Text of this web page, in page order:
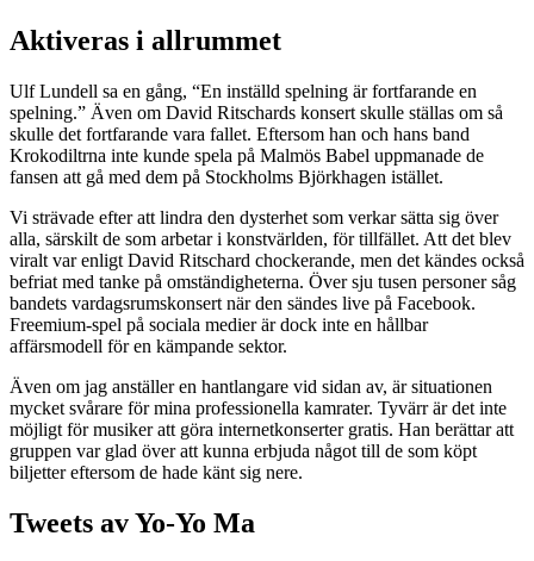
Aktiveras i allrummet
Ulf Lundell sa en gång, “En inställd spelning är fortfarande en
spelning.” Även om David Ritschards konsert skulle ställas om så
skulle det fortfarande vara fallet. Eftersom han och hans band
Krokodiltrna inte kunde spela på Malmös Babel uppmanade de
fansen att gå med dem på Stockholms Björkhagen istället.
Vi strävade efter att lindra den dysterhet som verkar sätta sig över
alla, särskilt de som arbetar i konstvärlden, för tillfället. Att det blev
viralt var enligt David Ritschard chockerande, men det kändes också
befriat med tanke på omständigheterna. Över sju tusen personer såg
bandets vardagsrumskonsert när den sändes live på Facebook.
Freemium-spel på sociala medier är dock inte en hållbar
affärsmodell för en kämpande sektor.
Även om jag anställer en hantlangare vid sidan av, är situationen
mycket svårare för mina professionella kamrater. Tyvärr är det inte
möjligt för musiker att göra internetkonserter gratis. Han berättar att
gruppen var glad över att kunna erbjuda något till de som köpt
biljetter eftersom de hade känt sig nere.
Tweets av Yo-Yo Ma